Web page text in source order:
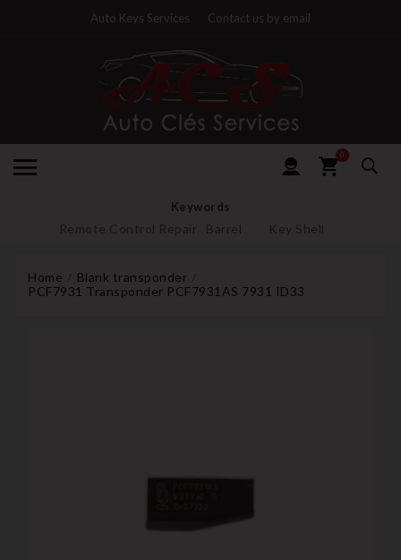
Auto Keys Services Contact us by email
0
Keywords
Remote Control Repair Barrel Key Shell
Home
Blank transponder
PCF7931 Transponder PCF7931AS 7931 ID33